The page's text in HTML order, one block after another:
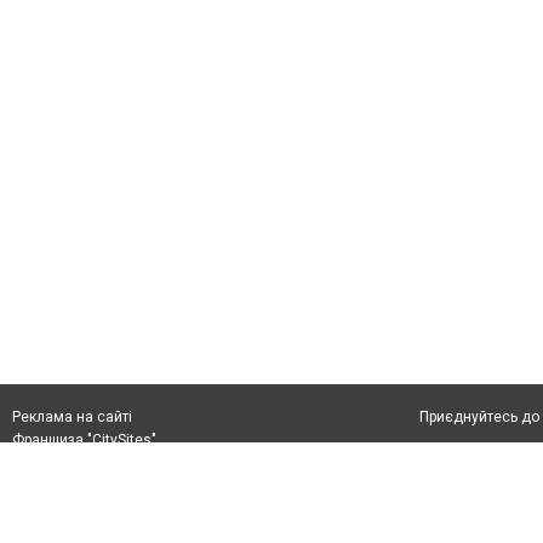
Реклама на сайті
Франшиза "CitySites"
Приєднуйтесь до